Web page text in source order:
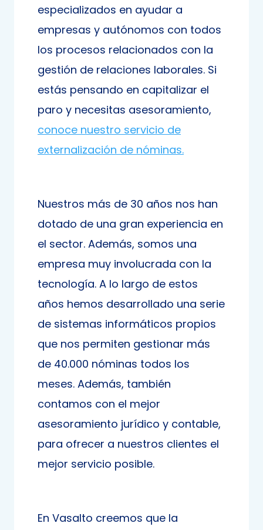
especializados en ayudar a
empresas y autónomos con todos
los procesos relacionados con la
gestión de relaciones laborales. Si
estás pensando en capitalizar el
paro y necesitas asesoramiento,
conoce nuestro servicio de
externalización de nóminas.
Nuestros más de 30 años nos han
dotado de una gran experiencia en
el sector. Además, somos una
empresa muy involucrada con la
tecnología. A lo largo de estos
años hemos desarrollado una serie
de sistemas informáticos propios
que nos permiten gestionar más
de 40.000 nóminas todos los
meses. Además, también
contamos con el mejor
asesoramiento jurídico y contable,
para ofrecer a nuestros clientes el
mejor servicio posible.
En Vasalto creemos que la